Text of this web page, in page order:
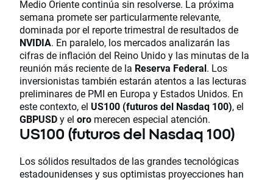
Medio Oriente continúa sin resolverse. La próxima
semana promete ser particularmente relevante,
dominada por el reporte trimestral de resultados de
NVIDIA. En paralelo, los mercados analizarán las
cifras de inflación del Reino Unido y las minutas de la
reunión más reciente de la Reserva Federal. Los
inversionistas también estarán atentos a las lecturas
preliminares de PMI en Europa y Estados Unidos. En
este contexto, el US100 (futuros del Nasdaq 100), el
GBPUSDy el oro merecen especial atención.
US100 (futuros del Nasdaq 100)
Los sólidos resultados de las grandes tecnológicas
estadounidenses y sus optimistas proyecciones han